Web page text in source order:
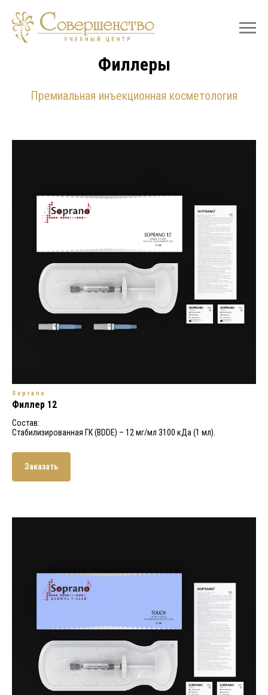
Филлеры
Премиальная инъекционная косметология
Soprano
Филлер 12
Состав:
Стабилизированная ГК (BDDE) – 12 мг/мл 3100 кДа (1 мл).
Заказать